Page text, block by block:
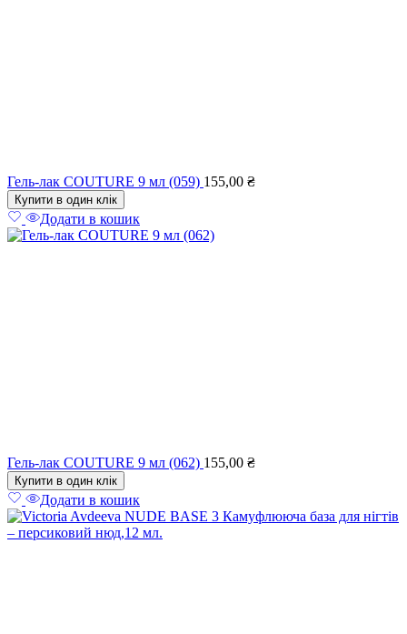
Гель-лак COUTURE 9 мл (059) 155,00 ₴
Купити в один клік
Додати в кошик
Гель-лак COUTURE 9 мл (062) 155,00 ₴
Купити в один клік
Додати в кошик